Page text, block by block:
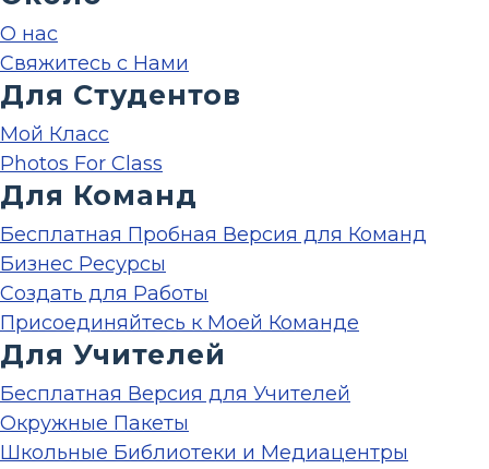
О нас
Свяжитесь с Нами
Для Студентов
Мой Класс
Photos For Class
Для Команд
Бесплатная Пробная Версия для Команд
Бизнес Ресурсы
Создать для Работы
Присоединяйтесь к Моей Команде
Для Учителей
Бесплатная Версия для Учителей
Окружные Пакеты
Школьные Библиотеки и Медиацентры